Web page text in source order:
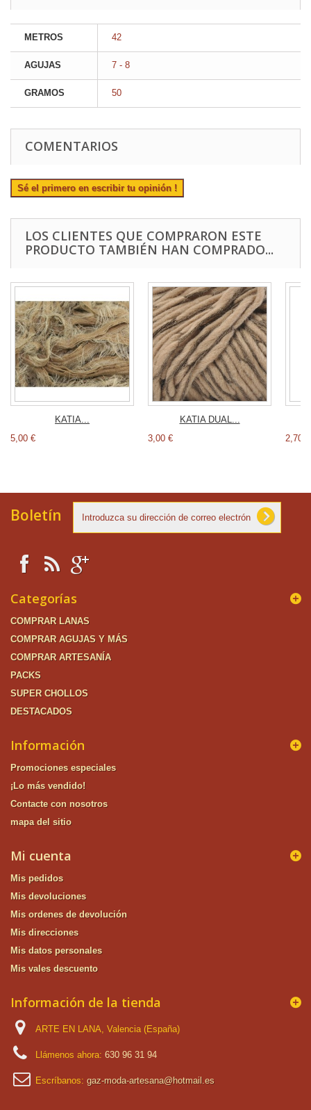
METROS 42
AGUJAS 7 - 8
GRAMOS 50
COMENTARIOS
Sé el primero en escribir tu opinión !
LOS CLIENTES QUE COMPRARON ESTE
PRODUCTO TAMBIÉN HAN COMPRADO...
KATIA...
5,00 €
KATIA DUAL...
3,00 €
2,70 €
Boletín
Categorías
COMPRAR LANAS
COMPRAR AGUJAS Y MÁS
COMPRAR ARTESANÍA
PACKS
SUPER CHOLLOS
DESTACADOS
Información
Promociones especiales
¡Lo más vendido!
Contacte con nosotros
mapa del sitio
Mi cuenta
Mis pedidos
Mis devoluciones
Mis ordenes de devolución
Mis direcciones
Mis datos personales
Mis vales descuento
Información de la tienda
ARTE EN LANA, Valencia (España)
Llámenos ahora: 630 96 31 94
Escríbanos: gaz-moda-artesana@hotmail.es